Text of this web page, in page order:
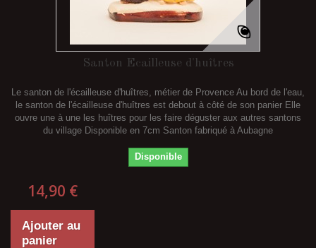
Santon Ecailleuse d'huîtres
Le santon de l'écailleuse d'huîtres, métier de Provence Au bord de l'eau,
le santon de l'écailleuse d'huîtres est debout à côté de son panier Elle
ouvre une à une les huîtres pour les faire déguster aux autres santons
du village Disponible en 7cm Santon fabriqué à Aubagne
Disponible
14,90 €
Ajouter au
panier